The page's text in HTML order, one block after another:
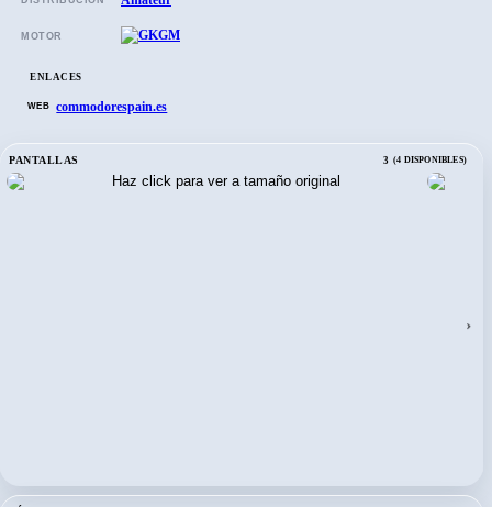
PANTALLAS 3 (4 DISPONIBLES)
›
MOTOR
ENLACES
WEB commodorespain.es